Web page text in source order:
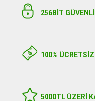
256BIT
100% ÜCRETSİZ
5000TL ÜZERI